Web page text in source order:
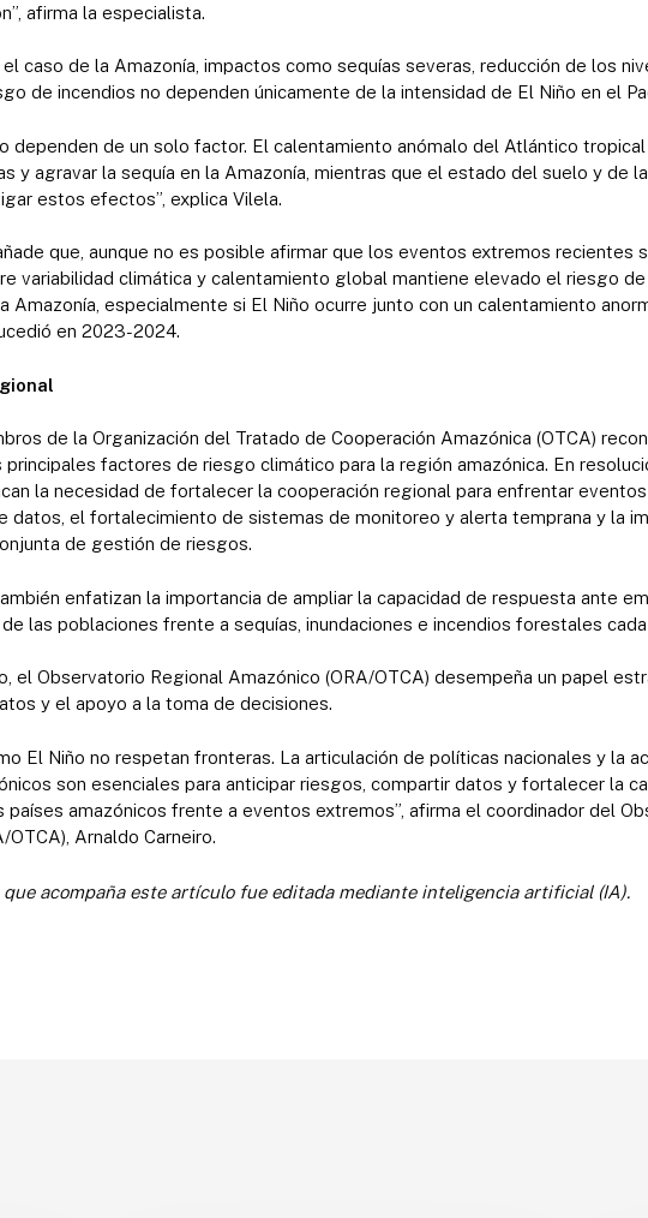
afirma la especialista.
caso de la Amazonía, impactos como sequías severas, reducción de los
de incendios no dependen únicamente de la intensidad de El Niño en el
dependen de un solo factor. El calentamiento anómalo del Atlántico
y agravar la sequía en la Amazonía, mientras que el estado del suelo y de
estos efectos”, explica Vilela.
que, aunque no es posible afirmar que los eventos extremos recientes
variabilidad climática y calentamiento global mantiene elevado el riesgo
Amazonía, especialmente si El Niño ocurre junto con un calentamiento
en 2023-2024.
de la Organización del Tratado de Cooperación Amazónica (OTCA)
principales factores de riesgo climático para la región amazónica. En
la necesidad de fortalecer la cooperación regional para enfrentar
datos, el fortalecimiento de sistemas de monitoreo y alerta temprana y la
de gestión de riesgos.
enfatizan la importancia de ampliar la capacidad de respuesta ante
las poblaciones frente a sequías, inundaciones e incendios forestales
el Observatorio Regional Amazónico (ORA/OTCA) desempeña un papel
y el apoyo a la toma de decisiones.
El Niño no respetan fronteras. La articulación de políticas nacionales y la
son esenciales para anticipar riesgos, compartir datos y fortalecer la
países amazónicos frente a eventos extremos”, afirma el coordinador del
OTCA), Arnaldo Carneiro.
que acompaña este artículo fue editada mediante inteligencia artificial (IA).